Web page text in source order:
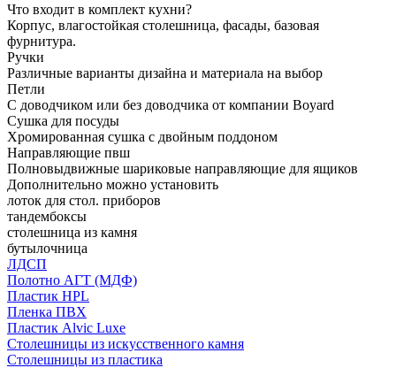
Что входит в комплект кухни?
Корпус, влагостойкая столешница, фасады, базовая
фурнитура.
Ручки
Различные варианты дизайна и материала на выбор
Петли
С доводчиком или без доводчика от компании Boyard
Сушка для посуды
Хромированная сушка с двойным поддоном
Направляющие пвш
Полновыдвижные шариковые направляющие для ящиков
Дополнительно можно установить
лоток для стол. приборов
тандембоксы
столешница из камня
бутылочница
ЛДСП
Полотно АГТ (МДФ)
Пластик HPL
Пленка ПВХ
Пластик Alvic Luxe
Столешницы из искусственного камня
Столешницы из пластика